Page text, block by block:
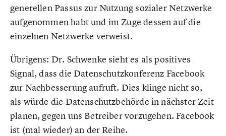
generellen Passus zur Nutzung sozialer Netzwerke
aufgenommen habt und im Zuge dessen auf die
einzelnen Netzwerke verweist.
Übrigens: Dr. Schwenke sieht es als positives
Signal, dass die Datenschutzkonferenz Facebook
zur Nachbesserung aufruft. Dies klinge nicht so,
als würde die Datenschutzbehörde in nächster Zeit
planen, gegen uns Betreiber vorzugehen. Facebook
ist (mal wieder) an der Reihe.